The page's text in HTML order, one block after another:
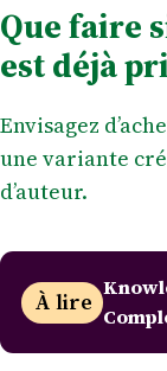
Que faire
est déjà
Envisagez
une variante
d’auteur.
À lire